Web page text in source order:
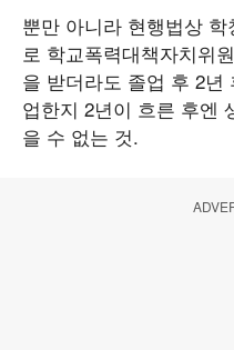
뿐만 아니라 현행법상
로 학교폭력대책자치위
을 받더라도 졸업 후 2
업한지 2년이 흐른 후엔
을 수 없는 것.